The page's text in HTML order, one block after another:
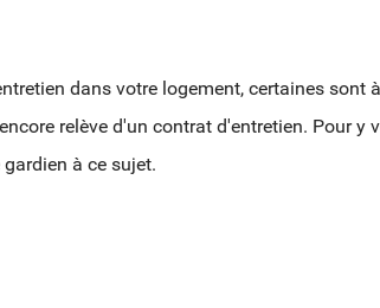
dans votre logement, certaines sont
relève d'un contrat d'entretien. Pour y
à ce sujet.